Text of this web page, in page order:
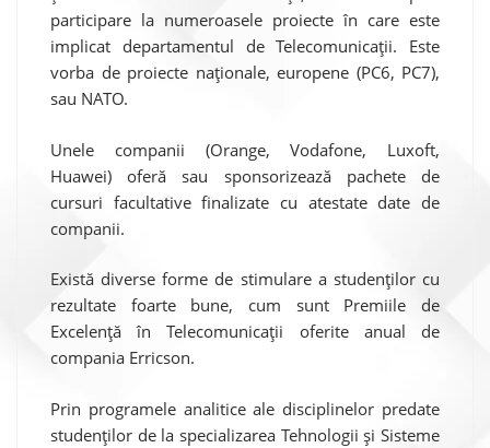
participare la numeroasele proiecte în care este
implicat departamentul de Telecomunicații. Este
vorba de proiecte naționale, europene (PC6, PC7),
sau NATO.
Unele companii (Orange, Vodafone, Luxoft,
Huawei) oferă sau sponsorizează pachete de
cursuri facultative finalizate cu atestate date de
companii.
Există diverse forme de stimulare a studenților cu
rezultate foarte bune, cum sunt Premiile de
Excelență în Telecomunicații oferite anual de
compania Erricson.
Prin programele analitice ale disciplinelor predate
studenților de la specializarea Tehnologii și Sisteme